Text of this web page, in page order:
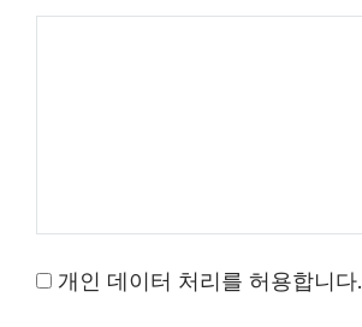
개인 데이터 처리를 허용합니다.